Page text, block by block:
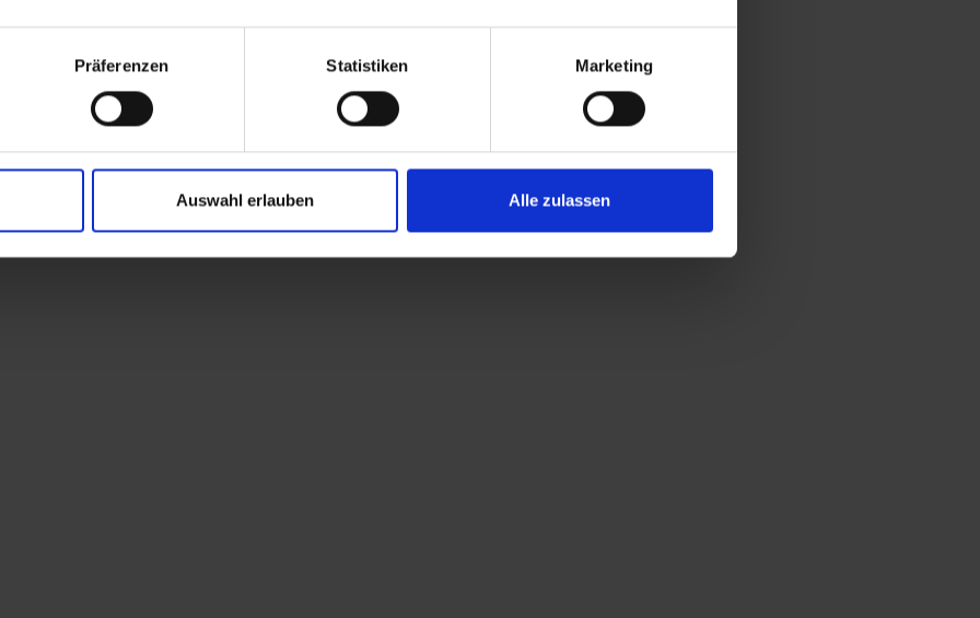
Präferenzen Statistiken Marketing
Auswahl erlauben Alle zulassen